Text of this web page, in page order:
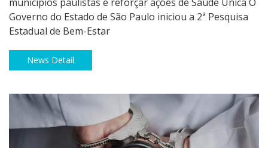
municípios paulistas e reforçar ações de Saúde Única O
Governo do Estado de São Paulo iniciou a 2ª Pesquisa
Estadual de Bem-Estar
News Detail